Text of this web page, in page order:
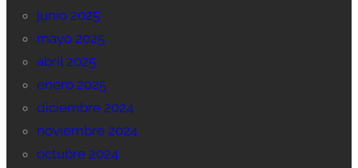
junio 2025
mayo 2025
abril 2025
enero 2025
diciembre 2024
noviembre 2024
octubre 2024